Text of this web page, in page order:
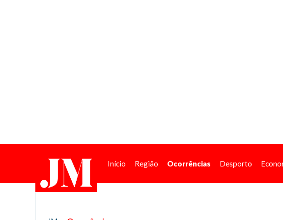
Início Região Ocorrências Desporto